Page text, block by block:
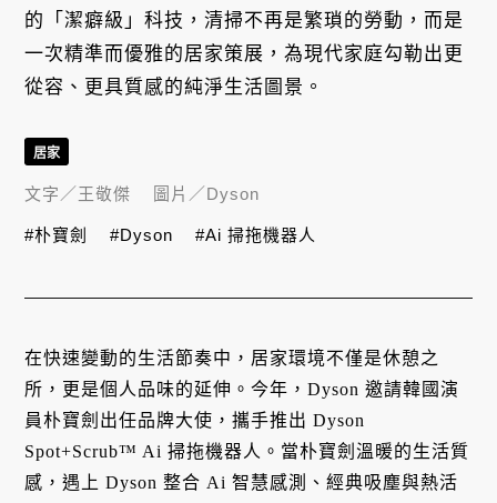
的「潔癖級」科技，清掃不再是繁瑣的勞動，而是
一次精準而優雅的居家策展，為現代家庭勾勒出更
從容、更具質感的純淨生活圖景。
在快速變動的生活節奏中，居家環境不僅是休憩之
所，更是個人品味的延伸。今年，Dyson 邀請韓國演
員朴寶劍出任品牌大使，攜手推出 Dyson
Spot+Scrub™ Ai 掃拖機器人。當朴寶劍溫暖的生活質
感，遇上 Dyson 整合 Ai 智慧感測、經典吸塵與熱活
居家
文字／王敬傑 圖片／Dyson
#朴寶劍 #Dyson #Ai 掃拖機器人